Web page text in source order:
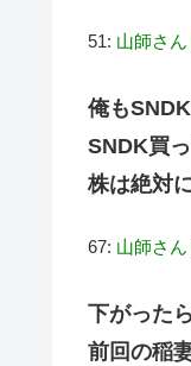
51: 山師さん
俺も
SNDK買
株は絶対
67: 山師さん
下がった
前回の稲